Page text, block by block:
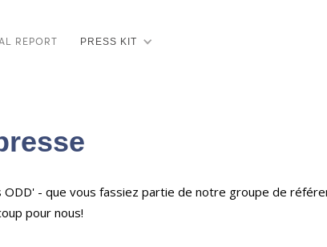
REPORT PRESS KIT
- que vous fassiez partie de notre groupe de
pour nous!